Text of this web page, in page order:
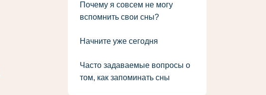
Почему я совсем не могу
вспомнить свои сны?
Начните уже сегодня
Часто задаваемые вопросы о
том, как запоминать сны